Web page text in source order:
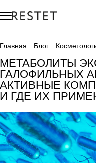
Главная Блог
МЕТАБОЛИТЫ
ГАЛОФИЛЬНЫХ
АКТИВНЫЕ
И ГДЕ ИХ